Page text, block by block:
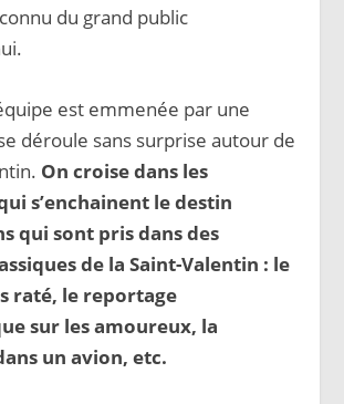
du grand public
est emmenée par une
déroule sans surprise autour de
On croise dans les
s’enchainent le destin
qui sont pris dans des
de la Saint-Valentin : le
raté, le reportage
sur les amoureux, la
un avion, etc.